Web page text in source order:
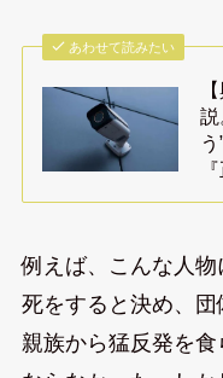
あわせて読みたい
例えば、こんな人
死をすると決め、団
親族から猛反発を